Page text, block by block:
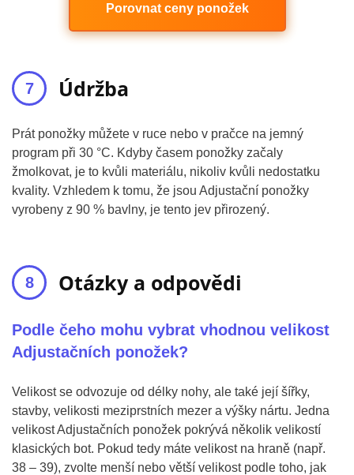
Porovnat ceny ponožek
Údržba
Prát ponožky můžete v ruce nebo v pračce na jemný
program při 30 °C. Kdyby časem ponožky začaly
žmolkovat, je to kvůli materiálu, nikoliv kvůli nedostatku
kvality. Vzhledem k tomu, že jsou Adjustační ponožky
vyrobeny z 90 % bavlny, je tento jev přirozený.
Otázky a odpovědi
Podle čeho mohu vybrat vhodnou velikost
Adjustačních ponožek?
Velikost se odvozuje od délky nohy, ale také její šířky,
stavby, velikosti meziprstních mezer a výšky nártu. Jedna
velikost Adjustačních ponožek pokrývá několik velikostí
klasických bot. Pokud tedy máte velikost na hraně (např.
38 – 39), zvolte menší nebo větší velikost podle toho, jak